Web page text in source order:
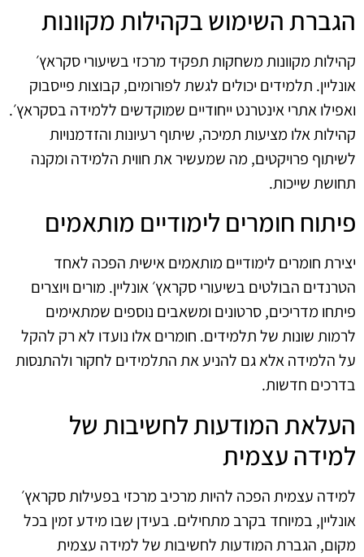
הגברת השימוש בקהילות מקוונות
קהילות מקוונות משחקות תפקיד מרכזי בשיעורי סקראץ׳
אונליין. תלמידים יכולים לגשת לפורומים, קבוצות פייסבוק
ואפילו אתרי אינטרנט ייחודיים שמוקדשים ללמידה בסקראץ׳.
קהילות אלו מציעות תמיכה, שיתוף רעיונות והזדמנויות
לשיתוף פרויקטים, מה שמעשיר את חווית הלמידה ומקנה
תחושת שייכות.
פיתוח חומרים לימודיים מותאמים
יצירת חומרים לימודיים מותאמים אישית הפכה לאחד
הטרנדים הבולטים בשיעורי סקראץ׳ אונליין. מורים ויוצרים
פיתחו מדריכים, סרטונים ומשאבים נוספים שמתאימים
לרמות שונות של תלמידים. חומרים אלו נועדו לא רק להקל
על הלמידה אלא גם להניע את התלמידים לחקור ולהתנסות
בדרכים חדשות.
העלאת המודעות לחשיבות של
למידה עצמית
למידה עצמית הפכה להיות מרכיב מרכזי בפעילות סקראץ׳
אונליין, במיוחד בקרב מתחילים. בעידן שבו מידע זמין בכל
מקום, הגברת המודעות לחשיבות של למידה עצמית